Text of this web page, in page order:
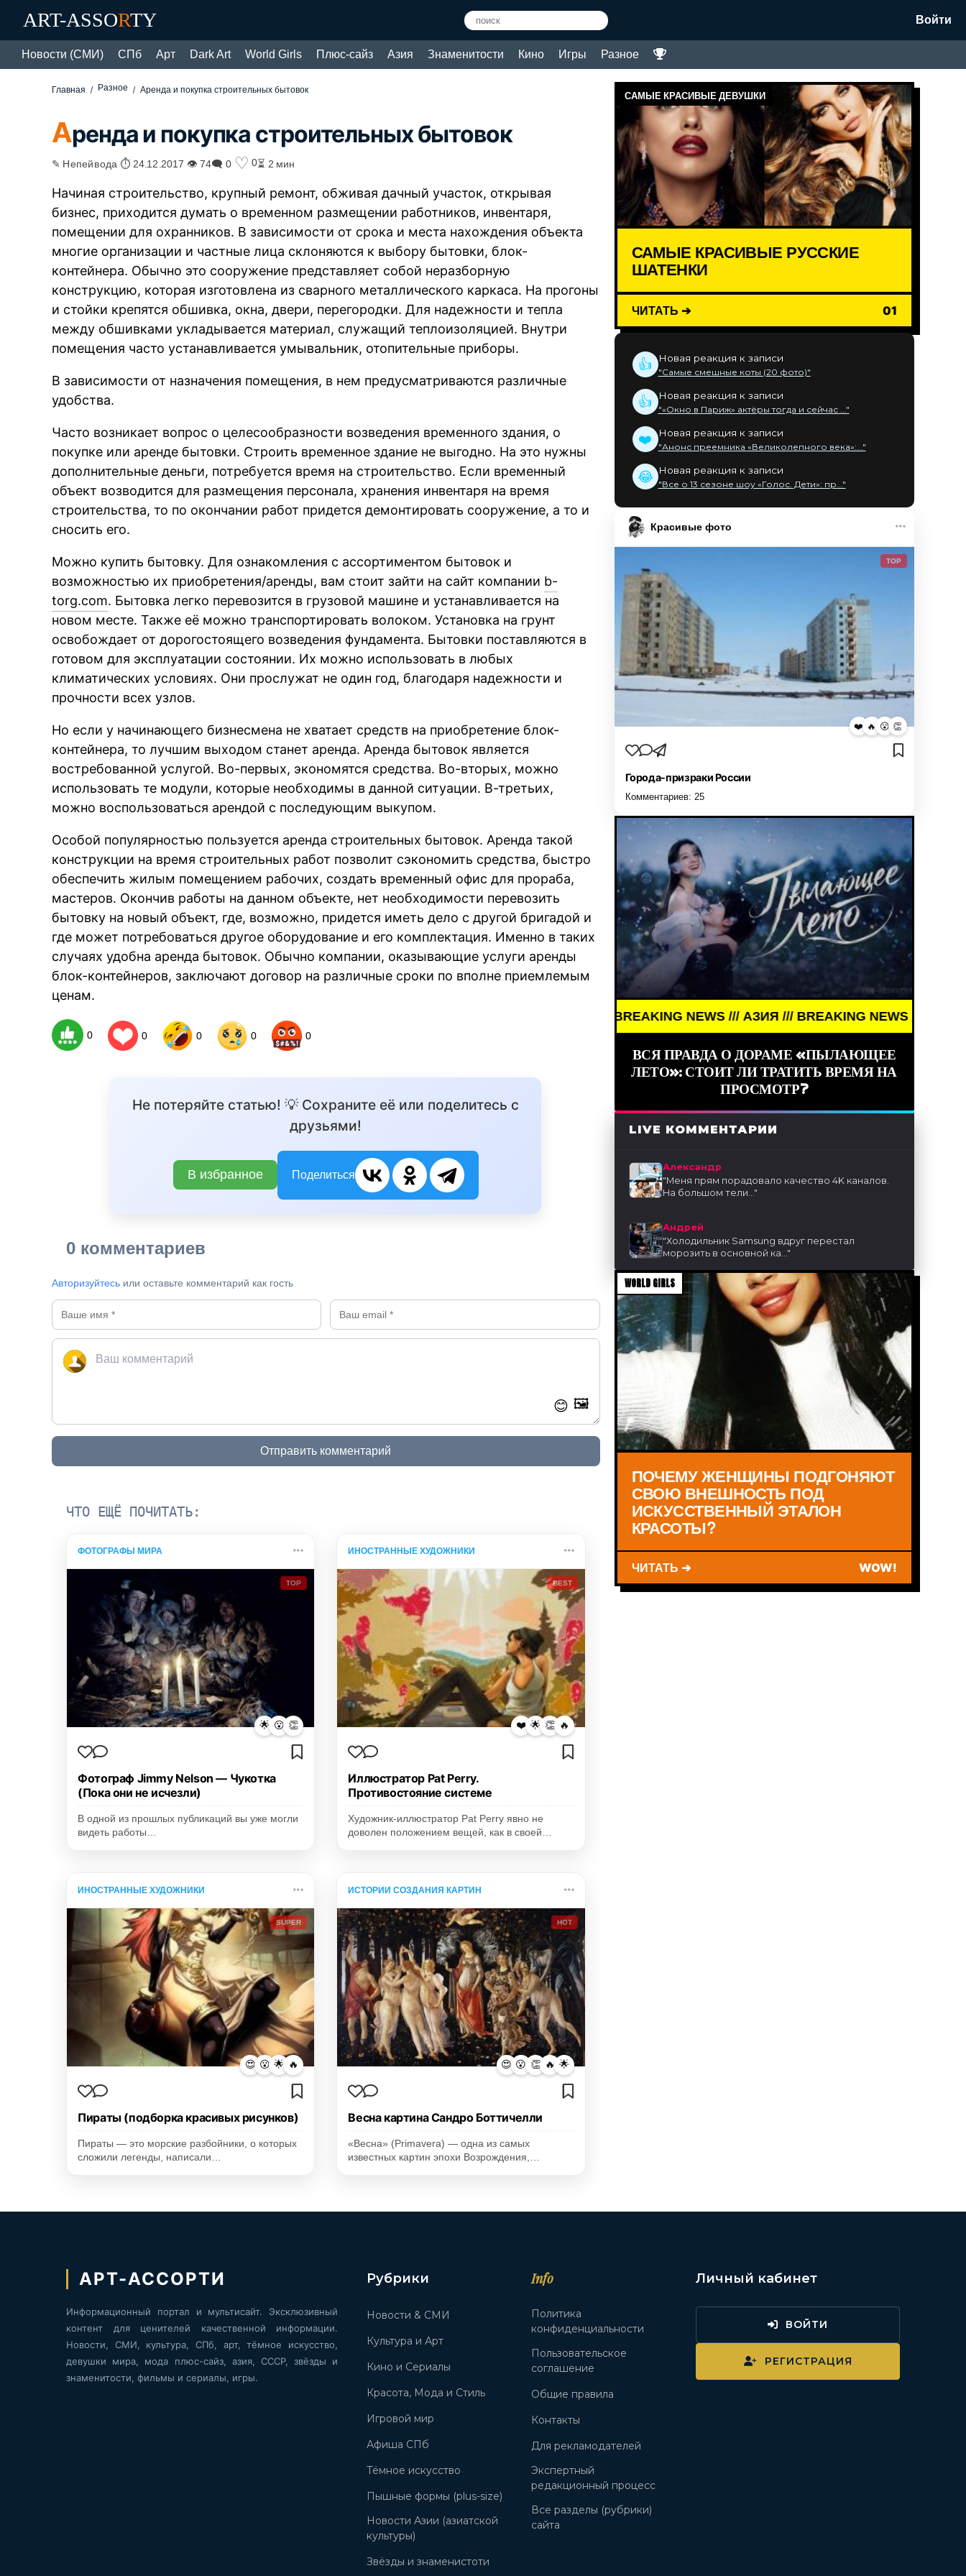
ART-ASSORTY Войти
Новости (СМИ) СПб Арт Dark Art World Girls Плюс-сайз Азия Знаменитости Кино Игры Разное
Главная Разное Аренда и покупка строительных бытовок
Аренда и покупка строительных бытовок
✎ Непейвода ⏱ 24.12.2017 👁 74🗨 0 ♡ 0⏳ 2 мин
Начиная строительство, крупный ремонт, обживая дачный участок, открывая
бизнес, приходится думать о временном размещении работников, инвентаря,
помещении для охранников. В зависимости от срока и места нахождения объекта
многие организации и частные лица склоняются к выбору бытовки, блок-
контейнера. Обычно это сооружение представляет собой неразборную
конструкцию, которая изготовлена из сварного металлического каркаса. На прогоны
и стойки крепятся обшивка, окна, двери, перегородки. Для надежности и тепла
между обшивками укладывается материал, служащий теплоизоляцией. Внутри
помещения часто устанавливается умывальник, отопительные приборы.
В зависимости от назначения помещения, в нем предусматриваются различные
удобства.
Часто возникает вопрос о целесообразности возведения временного здания, о
покупке или аренде бытовки. Строить временное здание не выгодно. На это нужны
дополнительные деньги, потребуется время на строительство. Если временный
объект возводится для размещения персонала, хранения инвентаря на время
строительства, то по окончании работ придется демонтировать сооружение, а то и
сносить его.
Можно купить бытовку. Для ознакомления с ассортиментом бытовок и
возможностью их приобретения/аренды, вам стоит зайти на сайт компании b-
torg.com. Бытовка легко перевозится в грузовой машине и устанавливается на
новом месте. Также её можно транспортировать волоком. Установка на грунт
освобождает от дорогостоящего возведения фундамента. Бытовки поставляются в
готовом для эксплуатации состоянии. Их можно использовать в любых
климатических условиях. Они прослужат не один год, благодаря надежности и
прочности всех узлов.
Но если у начинающего бизнесмена не хватает средств на приобретение блок-
контейнера, то лучшим выходом станет аренда. Аренда бытовок является
востребованной услугой. Во-первых, экономятся средства. Во-вторых, можно
использовать те модули, которые необходимы в данной ситуации. В-третьих,
можно воспользоваться арендой с последующим выкупом.
Особой популярностью пользуется аренда строительных бытовок. Аренда такой
конструкции на время строительных работ позволит сэкономить средства, быстро
обеспечить жилым помещением рабочих, создать временный офис для прораба,
мастеров. Окончив работы на данном объекте, нет необходимости перевозить
бытовку на новый объект, где, возможно, придется иметь дело с другой бригадой и
где может потребоваться другое оборудование и его комплектация. Именно в таких
случаях удобна аренда бытовок. Обычно компании, оказывающие услуги аренды
блок-контейнеров, заключают договор на различные сроки по вполне приемлемым
ценам.
0 0 0 0 0
Не потеряйте статью! 💡 Сохраните её или поделитесь с
друзьями!
В избранное Поделиться
0 комментариев
Авторизуйтесь или оставьте комментарий как гость
😊 🖼️
Отправить комментарий
ЧТО ЕЩЁ ПОЧИТАТЬ:
ФОТОГРАФЫ МИРА
TOP
🌟 😮 👏
Фотограф Jimmy Nelson — Чукотка
(Пока они не исчезли)
В одной из прошлых публикаций вы уже могли
видеть работы…
ИНОСТРАННЫЕ ХУДОЖНИКИ
BEST
❤️ 🌟 👏 🔥
Иллюстратор Pat Perry.
Противостояние системе
Художник-иллюстратор Pat Perry явно не
доволен положением вещей, как в своей…
ИНОСТРАННЫЕ ХУДОЖНИКИ
SUPER
😍 😮 🌟 🔥
Пираты (подборка красивых рисунков)
Пираты — это морские разбойники, о которых
сложили легенды, написали…
ИСТОРИИ СОЗДАНИЯ КАРТИН
HOT
😍 😮 👏 🔥 🌟
Весна картина Сандро Боттичелли
«Весна» (Primavera) — одна из самых
известных картин эпохи Возрождения,…
САМЫЕ КРАСИВЫЕ ДЕВУШКИ
САМЫЕ КРАСИВЫЕ РУССКИЕ
ШАТЕНКИ
ЧИТАТЬ ➔ 01
👍 Новая реакция к записи
"Самые смешные коты (20 фото)"
👍 Новая реакция к записи
"«Окно в Париж» актёры тогда и сейчас ..."
❤️ Новая реакция к записи
"Анонс преемника «Великолепного века»:..."
😂 Новая реакция к записи
"Все о 13 сезоне шоу «Голос. Дети»: пр..."
Красивые фото
TOP
❤️ 🔥 😮 👏
Города-призраки России
Комментариев: 25
BREAKING NEWS /// АЗИЯ /// BREAKING NEWS /// АЗИЯ ///
ВСЯ ПРАВДА О ДОРАМЕ «ПЫЛАЮЩЕЕ
ЛЕТО»: СТОИТ ЛИ ТРАТИТЬ ВРЕМЯ НА
ПРОСМОТР?
LIVE КОММЕНТАРИИ
Александр
"Меня прям порадовало качество 4K каналов.
На большом тели..."
Андрей
"Холодильник Samsung вдруг перестал
морозить в основной ка..."
WORLD GIRLS
ПОЧЕМУ ЖЕНЩИНЫ ПОДГОНЯЮТ
СВОЮ ВНЕШНОСТЬ ПОД
ИСКУССТВЕННЫЙ ЭТАЛОН
КРАСОТЫ?
ЧИТАТЬ ➔ WOW!
АРТ-АССОРТИ
Информационный портал и мультисайт. Эксклюзивный
контент для ценителей качественной информации.
Новости, СМИ, культура, СПб, арт, тёмное искусство,
девушки мира, мода плюс-сайз, азия, СССР, звёзды и
знаменитости, фильмы и сериалы, игры.
Рубрики
Новости & СМИ
Культура и Арт
Кино и Сериалы
Красота, Мода и Стиль
Игровой мир
Афиша СПб
Тёмное искусство
Пышные формы (plus-size)
Новости Азии (азиатской
культуры)
Звёзды и знаменистоти
Info
Политика
конфиденциальности
Пользовательское
соглашение
Общие правила
Контакты
Для рекламодателей
Экспертный
редакционный процесс
Все разделы (рубрики)
сайта
Личный кабинет
ВОЙТИ
РЕГИСТРАЦИЯ